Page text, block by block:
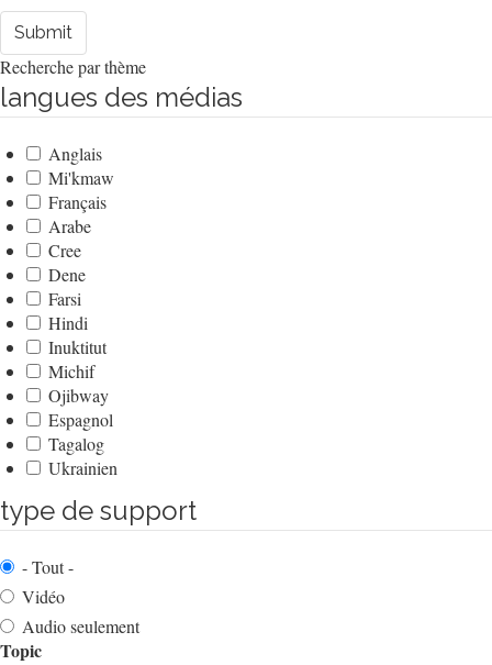
Submit
Recherche par thème
langues des médias
Anglais
Mi'kmaw
Français
Arabe
Cree
Dene
Farsi
Hindi
Inuktitut
Michif
Ojibway
Espagnol
Tagalog
Ukrainien
type de support
- Tout -
Vidéo
Audio seulement
Topic